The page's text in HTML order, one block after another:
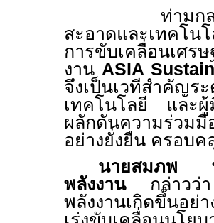
ท่ามก
สะอาดและเทคโน
การขับเคลื่อนเศร
งาน ASIA
จึงเป็นเวทีสำคัญ
เทคโนโลยี และผู้
ผลักดันความร่วมมื
อย่างยั่งยืน ครอบ
นายสมภพ พั
พลังงาน กล่าวว่า
พลังงานเกิดขึ้นอย่